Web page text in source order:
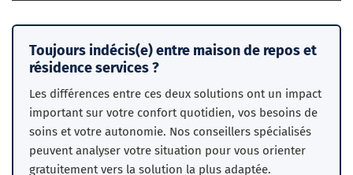
Toujours indécis(e) entre maison de repos et
résidence services ?
Les différences entre ces deux solutions ont un impact
important sur votre confort quotidien, vos besoins de
soins et votre autonomie. Nos conseillers spécialisés
peuvent analyser votre situation pour vous orienter
gratuitement vers la solution la plus adaptée.